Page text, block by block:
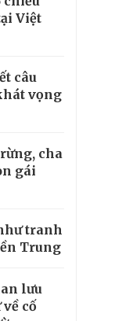
Việt
câu
vọng
cha
gái
tranh
Trung
lưu
cố